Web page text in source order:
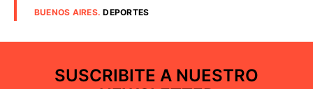
BUENOS AIRES.DEPORTES
SUSCRIBITE A NUESTRO